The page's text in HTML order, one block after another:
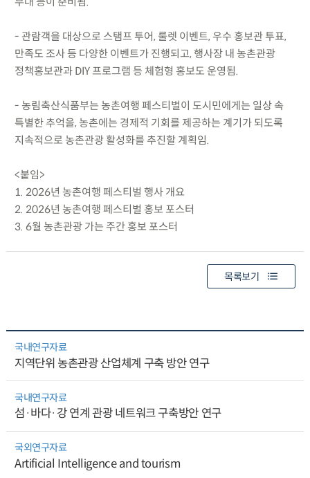
- 관람객을 대상으로 스탬프 투어, 룰렛 이벤트, 우수 홍보관 투표,
만족도 조사 등 다양한 이벤트가 진행되고, 행사장 내 농촌관광
정책홍보관과 DIY 프로그램 등 체험형 홍보도 운영됨.
- 농림축산식품부는 농촌여행 페스티벌이 도시민에게는 일상 속
특별한 추억을, 농촌에는 경제적 기회를 제공하는 계기가 되도록
지속적으로 농촌관광 활성화를 추진할 계획임.
<붙임>
1. 2026년 농촌여행 페스티벌 행사 개요
2. 2026년 농촌여행 페스티벌 홍보 포스터
3. 6월 농촌관광 가는 주간 홍보 포스터
목록보기
국내연구자료
지역단위 농촌관광 산업체계 구축 방안 연구
국내연구자료
섬·바다·강 연계 관광 네트워크 구축방안 연구
국외연구자료
Artificial Intelligence and tourism